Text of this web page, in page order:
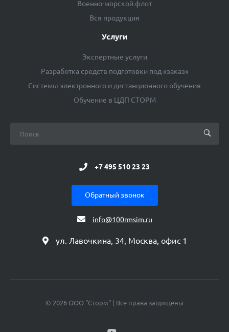
Военно-морской флот
Вся продукция
Услуги
Экспертные услуги
Разработка средств подготовки под «заказ»
Системы электронного и дистанционного обучения
Обучение в ЦДП СТОРМ
+7 495 510 23 23
Обратный звонок
info@100rmsim.ru
ул. Лавочкина, 34, Москва, офис 1
© 2026 ООО "Сторм" | Все права защищены